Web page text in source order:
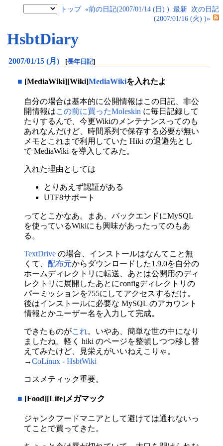
トップ «前の日記(2007/01/14 (日) ) 最新 次の日記
(2007/01/16 (火) )»
HsbtDiary
2007/01/15 (月) [長年日記]
■ [MediaWiki][Wiki]MediaWikiを入れたよ
自分の場合は基本的に公開情報はこの日記、非公
開情報はこの前に買ったMoleskin に毎日記録して
たりするんで、今更Wikiのメンテナンスってのも
あれなんだけど、時間系列で保存する必要が無い
メモとこれまで利用していた Hiki の退避先とし
て MediaWiki を導入してみた。
入れた理由としては
とりあえず認証がある
UTF8サポート
ってとこかなあ。まあ、バックエンドにMySQL
を使っているWikiにも興味があったってのもあ
る。
TextDrive の場合、インストールはなんてこと無
くて、 配布元からダウンロードした1.9.0を自分の
ホームディレクトリに転送、あとは公開用のディ
レクトリに展開したあとにconfigディレクトリの
パーミッションを755にしてアクセスするだけ。
後はインストールに必要な MySQL のアカウント
情報とかユーザー名を入力して完成。
できたものがこれ。いやあ、簡単な世の中になり
ましたね。軽く hiki のページを整頓しつつ移し替
えてみたけど、見栄えがいいねえこりゃ。
→CoLinux - HsbtWiki
コスメティック重要。
■ [Food][Life]メガマック
ジャンクフードマニアとして避けては通れないっ
てことで買ってきた。